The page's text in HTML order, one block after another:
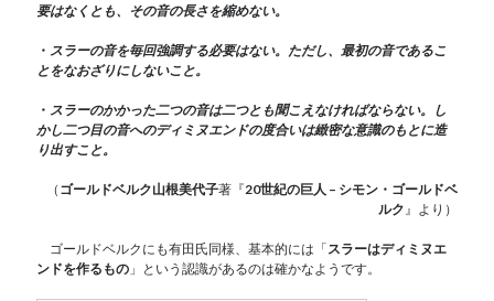
要はなくとも、その音の長さを縮めない。
・ スラーの音を毎回強調する必要はない。ただし、最初の音であるこ
とをなおざりにしないこと。
・ スラーのかかった二つの音は二つとも聞こえなければならない。し
かし二つ目の音へのディミヌエンドの度合いは緻密な意識のもとに造
り出すこと。
（ ゴールドベルク山根美代子著『20世紀の巨人 – シモン・ゴールドベ
ルク 』より）
ゴールドベルクにも有田氏同様、基本的には「 スラーはディミヌエ
ンドを作るもの 」という認識があるのは確かなようです。